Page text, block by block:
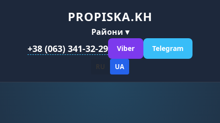
PROPISKA.KH
Райони ▾
+38 (063) 341-32-29 Viber Telegram
UA